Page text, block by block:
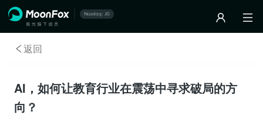
返回
AI，如何让教育行业在震荡中寻求破局的方
向？